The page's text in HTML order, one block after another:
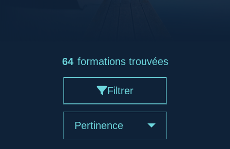
Filtrer
64 formations trouvées
Pertinence